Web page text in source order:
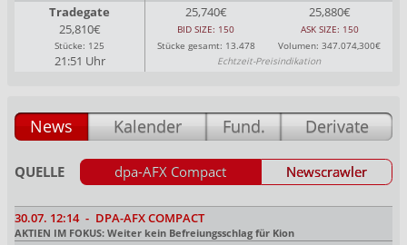
Tradegate 25,740€
25,880€
25,810€
BID SIZE: 150
ASK SIZE: 150
Stücke: 125
Stücke gesamt: 13.478 Volumen: 347.074,300€
21:51 Uhr Echtzeit-Preisindikation
News Kalender Fund. Derivate
QUELLE dpa-AFX Compact Newscrawler
30.07. 12:14 - DPA-AFX COMPACT
AKTIEN IM FOKUS: Weiter kein Befreiungsschlag für Kion